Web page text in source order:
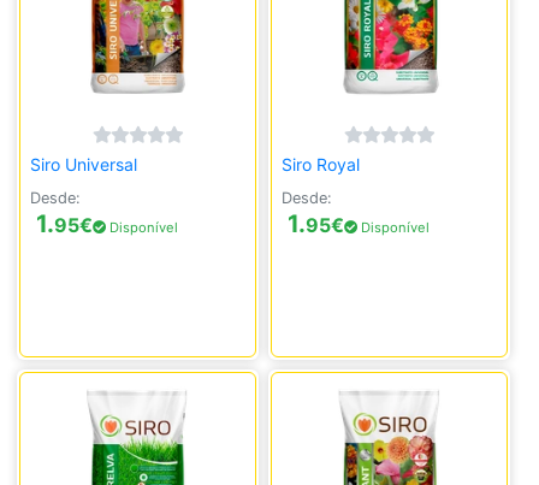
Siro Universal
Desde:
1.95€ Disponível
Siro Royal
Desde:
1.95€ Disponível